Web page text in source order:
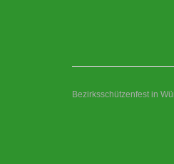
Bezirksschützenfest in